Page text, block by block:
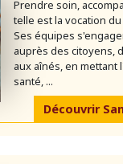
Prendre soin,
telle est la vocation
Ses équipes
auprès des citoyens,
aux aînés, en mettant
santé, ...
Découvrir